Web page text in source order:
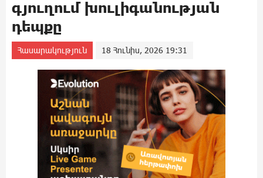
գյուղում խnւլիգանության
դեպքը
Հասարակություն 18 Հունիս, 2026 19:31